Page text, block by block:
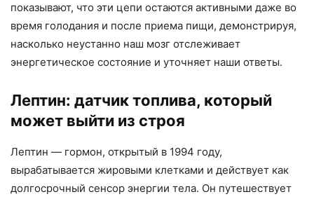
показывают, что эти цепи остаются активными даже во
время голодания и после приема пищи, демонстрируя,
насколько неустанно наш мозг отслеживает
энергетическое состояние и уточняет наши ответы.
Лептин: датчик топлива, который
может выйти из строя
Лептин — гормон, открытый в 1994 году,
вырабатывается жировыми клетками и действует как
долгосрочный сенсор энергии тела. Он путешествует